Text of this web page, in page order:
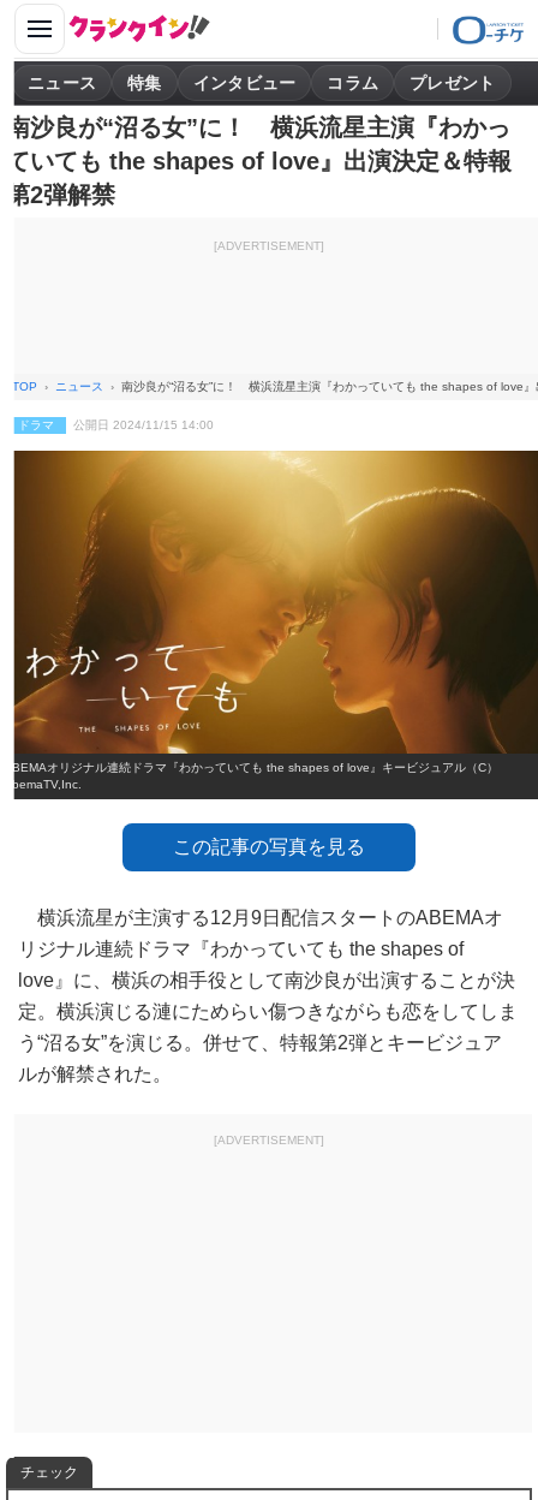
ニュース 特集 インタビュー コラム プレゼント
南沙良が“沼る女”に！ 横浜流星主演『わかっ
ていても the shapes of love』出演決定＆特報
第2弾解禁
[ADVERTISEMENT]
TOP ニュース 南沙良が“沼る女”に！ 横浜流星主演『わかっていても the shapes of love
ドラマ 公開日 2024/11/15 14:00
ABEMAオリジナル連続ドラマ『わかっていても the shapes of love』キービジュアル（C）
AbemaTV,Inc.
この記事の写真を見る
横浜流星が主演する12月9日配信スタートのABEMAオ
リジナル連続ドラマ『わかっていても the shapes of
love』に、横浜の相手役として南沙良が出演することが決
定。横浜演じる漣にためらい傷つきながらも恋をしてしま
う“沼る女”を演じる。併せて、特報第2弾とキービジュア
ルが解禁された。
[ADVERTISEMENT]
チェック